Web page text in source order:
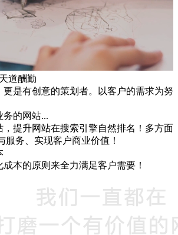
道酬勤
是有创意的策划者。以客户的需求为努
务的网站...
，提升网站在搜索引擎自然排名！多方面
服务、实现客户商业价值！
本的原则来全力满足客户需要！